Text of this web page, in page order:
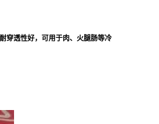
穿透性好，可用于肉、火腿肠等冷